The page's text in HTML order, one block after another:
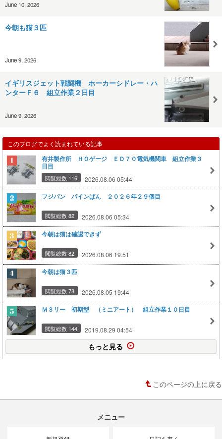
June 10, 2026
今朝も猫３匹
June 9, 2026
イギリスジェット戦闘機 ホーカーシドレー・ハ
ンターＦ６ 組立作業２日目
June 9, 2026
このブログでよく読まれている記事
有井製作所 ＨＯゲージ ＥＤ７０電気機関車 組立作業３
日目
閲覧総数 116 2026.08.06 05:44
フジパン パインぱん ２０２６年２９個目
閲覧総数 82 2026.08.06 05:34
今朝は猫は確認できず
閲覧総数 82 2026.08.06 19:51
今朝は猫３匹
閲覧総数 78 2026.08.05 19:44
Ｍ３リー 初期型 （ミニアート） 組立作業１０日目
閲覧総数 144 2019.08.29 04:54
もっと見る
このページの上に戻る
メニュー